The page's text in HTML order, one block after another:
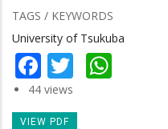
TAGS / KEYWORDS
University of Tsukuba
Facebook
Twitter
44 views
VIEW PDF